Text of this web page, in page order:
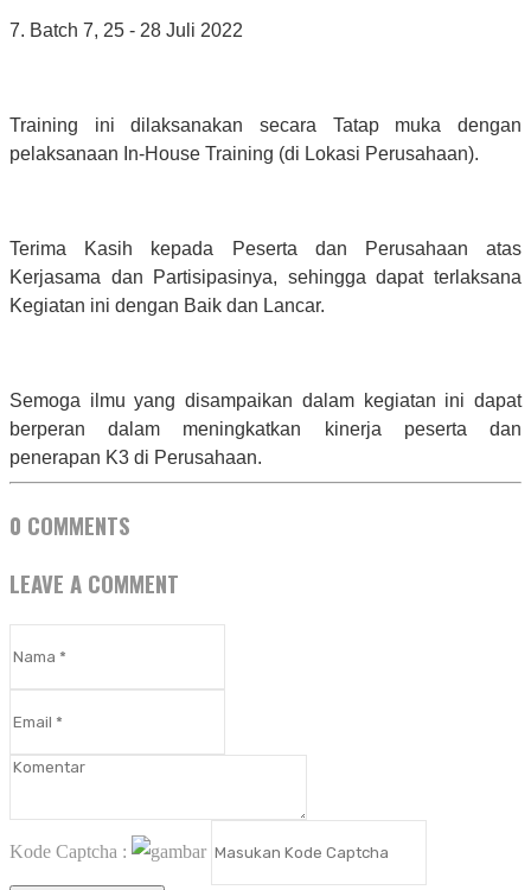
7. Batch 7, 25 - 28 Juli 2022
Training ini dilaksanakan secara Tatap muka dengan
pelaksanaan In-House Training (di Lokasi Perusahaan).
Terima Kasih kepada Peserta dan Perusahaan atas
Kerjasama dan Partisipasinya, sehingga dapat terlaksana
Kegiatan ini dengan Baik dan Lancar.
Semoga ilmu yang disampaikan dalam kegiatan ini dapat
berperan dalam meningkatkan kinerja peserta dan
penerapan K3 di Perusahaan.
0 COMMENTS
LEAVE A COMMENT
Kode Captcha :